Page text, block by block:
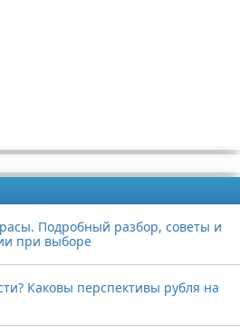
Подробный разбор, советы и
при выборе
Каковы перспективы рубля на